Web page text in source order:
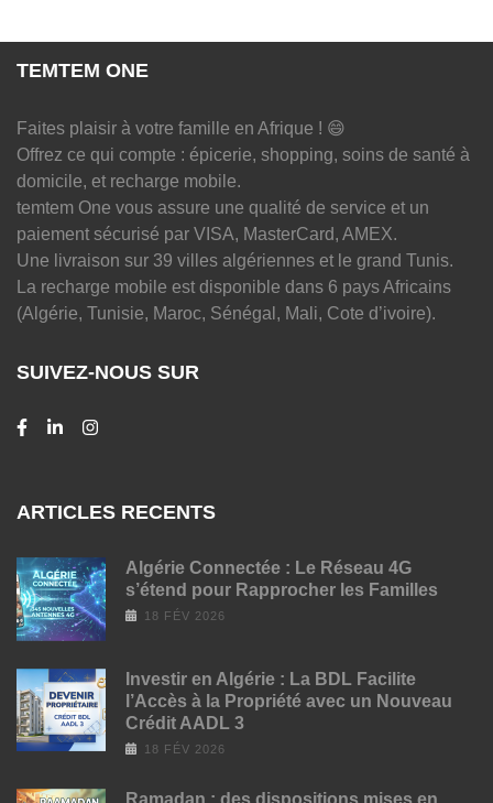
TEMTEM ONE
Faites plaisir à votre famille en Afrique ! 😄
Offrez ce qui compte : épicerie, shopping, soins de santé à
domicile, et recharge mobile.
temtem One vous assure une qualité de service et un
paiement sécurisé par VISA, MasterCard, AMEX.
Une livraison sur 39 villes algériennes et le grand Tunis.
La recharge mobile est disponible dans 6 pays Africains
(Algérie, Tunisie, Maroc, Sénégal, Mali, Cote d’ivoire).
SUIVEZ-NOUS SUR
ARTICLES RECENTS
Algérie Connectée : Le Réseau 4G
s’étend pour Rapprocher les Familles
18 FÉV 2026
Investir en Algérie : La BDL Facilite
l’Accès à la Propriété avec un Nouveau
Crédit AADL 3
18 FÉV 2026
Ramadan : des dispositions mises en